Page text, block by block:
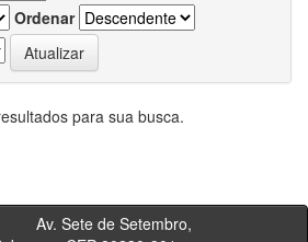
Ordenar
para sua busca.
de Setembro,